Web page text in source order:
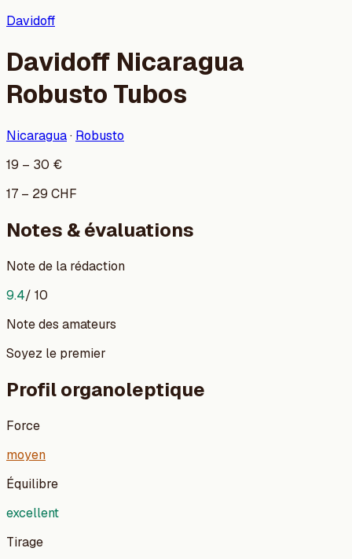
Davidoff
Davidoff Nicaragua
Robusto Tubos
Nicaragua· Robusto
19 – 30 €
17 – 29 CHF
Notes & évaluations
Note de la rédaction
9.4/ 10
Note des amateurs
Soyez le premier
Profil organoleptique
Force
moyen
Équilibre
excellent
Tirage